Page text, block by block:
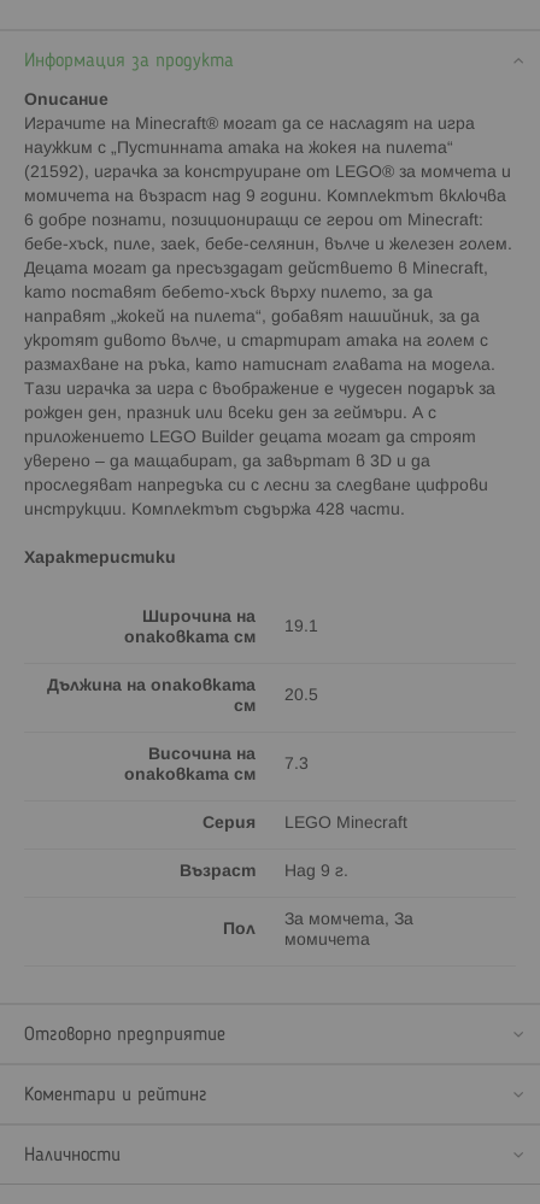
Информация за продукта
Описание
Играчите на Minecraft® могат да се насладят на игра
наужким с „Пустинната атака на жокея на пилета“
(21592), играчка за конструиране от LEGO® за момчета и
момичета на възраст над 9 години. Комплектът включва
6 добре познати, позициониращи се герои от Minecraft:
бебе-хъск, пиле, заек, бебе-селянин, вълче и железен голем.
Децата могат да пресъздадат действието в Minecraft,
като поставят бебето-хъск върху пилето, за да
направят „жокей на пилета“, добавят нашийник, за да
укротят дивото вълче, и стартират атака на голем с
размахване на ръка, като натиснат главата на модела.
Тази играчка за игра с въображение е чудесен подарък за
рожден ден, празник или всеки ден за геймъри. А с
приложението LEGO Builder децата могат да строят
уверено – да мащабират, да завъртат в 3D и да
проследяват напредъка си с лесни за следване цифрови
инструкции. Комплектът съдържа 428 части.
Характеристики
Широчина на
опаковката см
19.1
Дължина на опаковката
см
20.5
Височина на
опаковката см
7.3
Серия LEGO Minecraft
Възраст Над 9 г.
Пол
За момчета, За
момичета
Отговорно предприятие
Коментари и рейтинг
Наличности